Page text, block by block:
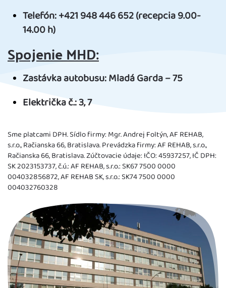
Telefón: +421 948 446 652 (recepcia 9.00-
14.00 h)
Spojenie MHD:
Zastávka autobusu: Mladá Garda – 75
Električka č.: 3, 7
Sme platcami DPH. Sídlo firmy: Mgr. Andrej Foltýn, AF REHAB,
s.r.o., Račianska 66, Bratislava. Prevádzka firmy: AF REHAB, s.r.o.,
Račianska 66, Bratislava. Zúčtovacie údaje: IČO: 45937257, IČ DPH:
SK 2023153737, č.ú.: AF REHAB, s.r.o.: SK67 7500 0000
004032856872, AF REHAB SK, s.r.o.: SK74 7500 0000
004032760328